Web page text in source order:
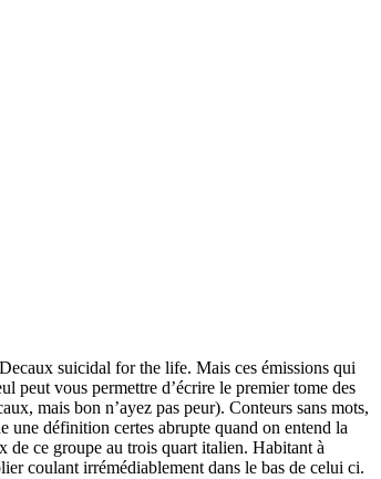
suicidal for the life. Mais ces émissions qui
peut vous permettre d’écrire le premier tome des
mais bon n’ayez pas peur). Conteurs sans mots,
une définition certes abrupte quand on entend la
de ce groupe au trois quart italien. Habitant à
coulant irrémédiablement dans le bas de celui ci.